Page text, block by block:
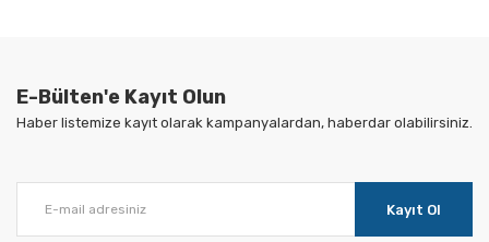
E-Bülten'e Kayıt Olun
Haber listemize kayıt olarak kampanyalardan, haberdar olabilirsiniz.
Kayıt Ol